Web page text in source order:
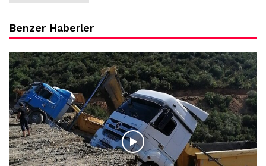
Benzer Haberler